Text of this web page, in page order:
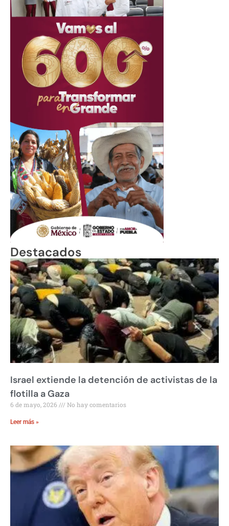
Destacados
Israel extiende la detención de activistas de la
flotilla a Gaza
6 de mayo, 2026 No hay comentarios
Leer más »